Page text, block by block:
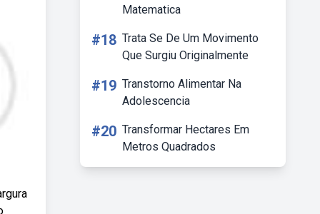
Matematica
#18 Trata Se De Um Movimento
Que Surgiu Originalmente
#19 Transtorno Alimentar Na
Adolescencia
#20 Transformar Hectares Em
Metros Quadrados